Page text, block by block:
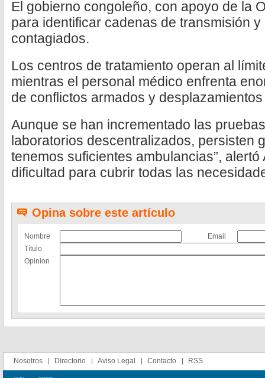
El gobierno congoleño, con apoyo de la
para identificar cadenas de transmisión
contagiados.
Los centros de tratamiento operan al
mientras el personal médico enfrenta
de conflictos armados y
Aunque se han incrementado las
laboratorios descentralizados, persisten
tenemos suficientes ambulancias”,
dificultad para cubrir todas las
Opina sobre este artículo
Nombre
Email
Título
Opinion
Nosotros Directorio Aviso Legal Contacto RSS